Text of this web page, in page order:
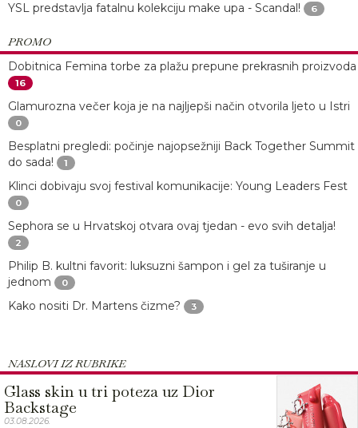
YSL predstavlja fatalnu kolekciju make upa - Scandal! 6
PROMO
Dobitnica Femina torbe za plažu prepune prekrasnih proizvoda
16
Glamurozna večer koja je na najljepši način otvorila ljeto u Istri
0
Besplatni pregledi: počinje najopsežniji Back Together Summit
do sada!
1
Klinci dobivaju svoj festival komunikacije: Young Leaders Fest
0
Sephora se u Hrvatskoj otvara ovaj tjedan - evo svih detalja!
2
Philip B. kultni favorit: luksuzni šampon i gel za tuširanje u
jednom
0
Kako nositi Dr. Martens čizme? 3
NASLOVI IZ RUBRIKE
Glass skin u tri poteza uz Dior
Backstage
03.08.2026.